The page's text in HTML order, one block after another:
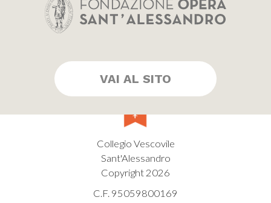
VAI AL SITO
Collegio Vescovile
Sant'Alessandro
Copyright 2026
C.F. 95059800169